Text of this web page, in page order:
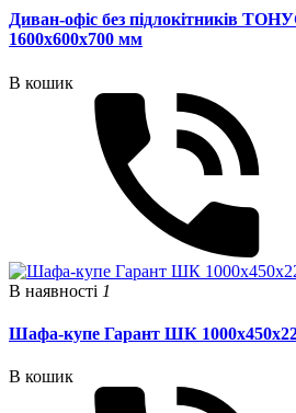
Диван-офіс без підлокітників
1600x600x700 мм
В кошик
В наявності 1
Шафа-купе Гарант ШК
В кошик